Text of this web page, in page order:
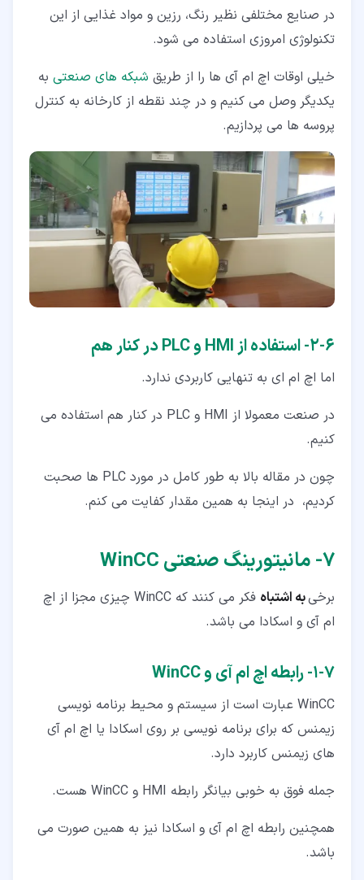
در صنایع مختلفی نظیر رنگ، رزین و مواد غذایی از این
تکنولوژی امروزی استفاده می شود.
خیلی اوقات اچ ام آی ها را از طریق شبکه های صنعتی به
یکدیگر وصل می کنیم و در چند نقطه از کارخانه به کنترل
پروسه ها می پردازیم.
۶‏-‏۲‏- استفاده از HMI و PLC در کنار هم
اما اچ ام ای به تنهایی کاربردی ندارد.
در صنعت معمولا از HMI و PLC در کنار هم استفاده می
کنیم.
چون در مقاله بالا به طور کامل در مورد PLC ها صحبت
کردیم، در اینجا به همین مقدار کفایت می کنم.
۷‏- مانیتورینگ صنعتی WinCC
برخیبه اشتباه
فکر می کنند که WinCC چیزی مجزا از اچ
ام آی و اسکادا می باشد.
۷‏-‏۱‏- رابطه اچ ام آی و WinCC
WinCC عبارت است از سیستم و محیط برنامه نویسی
زیمنس که برای برنامه نویسی بر روی اسکادا یا اچ ام آی
های زیمنس کاربرد دارد.
جمله فوق به خوبی بیانگر رابطه HMI و WinCC هست.
همچنین رابطه اچ ام آی و اسکادا نیز به همین صورت می
باشد.